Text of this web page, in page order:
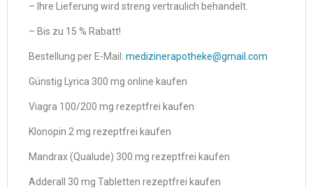
– Ihre Lieferung wird streng vertraulich behandelt.
– Bis zu 15 % Rabatt!
Bestellung per E-Mail: medizinerapotheke@gmail.com
Günstig Lyrica 300 mg online kaufen
Viagra 100/200 mg rezeptfrei kaufen
Klonopin 2 mg rezeptfrei kaufen
Mandrax (Qualude) 300 mg rezeptfrei kaufen
Adderall 30 mg Tabletten rezeptfrei kaufen